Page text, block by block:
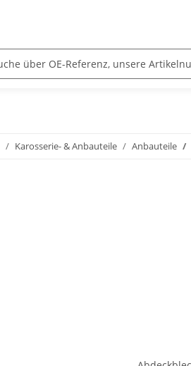
Karosserie- & Anbauteile Anbauteile